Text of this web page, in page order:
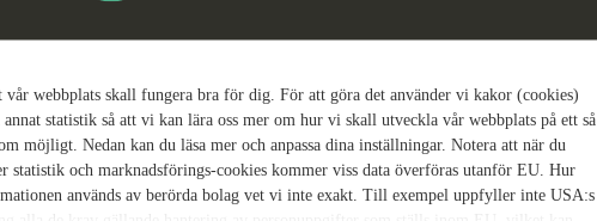
webbplats skall fungera bra för dig. För att göra det använder vi kakor (cookies)
statistik så att vi kan lära oss mer om hur vi skall utveckla vår webbplats på ett så
möjligt. Nedan kan du läsa mer och anpassa dina inställningar. Notera att när du
statistik och marknadsförings-cookies kommer viss data överföras utanför EU. Hur
används av berörda bolag vet vi inte exakt. Till exempel uppfyller inte USA:s